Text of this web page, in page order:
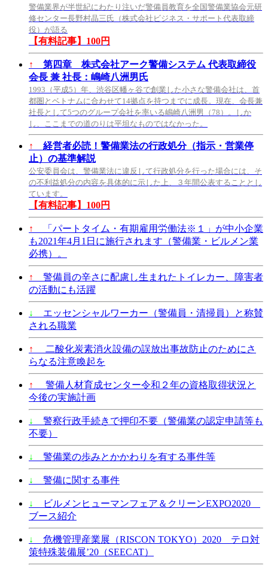
警備業界が半世紀にわたり注いだ警備員教育を全国警備業協会元研
修センター長野村晶三氏（株式会社ビジネス・サポート代表取締
役）が語る
【有料記事】100円
↑
第四章 株式会社アーク警備システム 代表取締役
会長 兼 社長：嶋崎八洲男氏
1993（平成5）年、渋谷区幡ヶ谷で創業した小さな警備会社は、首
都圏とベトナムに合わせて14拠点を持つまでに成長。現在、会長兼
社長として5つのグループ会社を率いる嶋崎八洲男（78）。しか
し、ここまでの道のりは平坦なものではなかった。
↑
経営者必読！警備業法の行政処分（指示・営業停
止）の基準解説
公安委員会は、警備業法に違反して行政処分を行った場合には、そ
の不利益処分の内容を具体的に示した上、３年間公表することとし
ています。
【有料記事】100円
↑
「パートタイム・有期雇用労働法※１」が中小企業
も2021年4月1日に施行されます（警備業・ビルメン業
必携）。
↑
警備員の辛さに配慮し生まれたトイレカー、障害者
の活動にも活躍
↓
エッセンシャルワーカー（警備員・清掃員）と称賛
される職業
↑
二酸化炭素消火設備の誤放出事故防止のためにさ
らなる注意喚起を
↑
警備人材育成センター令和２年の資格取得状況と
今後の実施計画
↓
警察行政手続きで押印不要（警備業の認定申請等も
不要）
↓ 警備業の歩みとかかわりを有する事件等
↓ 警備に関する事件
↓
ビルメンヒューマンフェア＆クリーンEXPO2020
ブース紹介
↓
危機管理産業展（RISCON TOKYO）2020 テロ対
策特殊装備展’20（SEECAT）